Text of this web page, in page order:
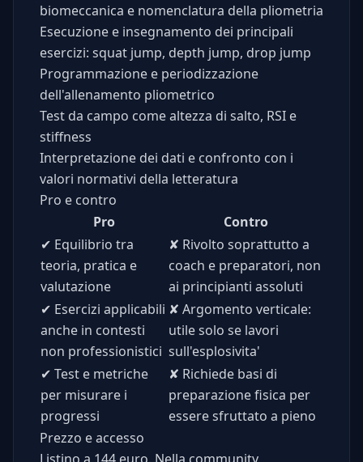
biomeccanica e nomenclatura della pliometria
Esecuzione e insegnamento dei principali
esercizi: squat jump, depth jump, drop jump
Programmazione e periodizzazione
dell'allenamento pliometrico
Test da campo come altezza di salto, RSI e
stiffness
Interpretazione dei dati e confronto con i
valori normativi della letteratura
Pro e contro
Pro
Contro
✔ Equilibrio tra
teoria, pratica e
valutazione
✘ Rivolto soprattutto a
coach e preparatori, non
ai principianti assoluti
✔ Esercizi applicabili
anche in contesti
non professionistici
✘ Argomento verticale:
utile solo se lavori
sull'esplosivita'
✔ Test e metriche
per misurare i
progressi
✘ Richiede basi di
preparazione fisica per
essere sfruttato a pieno
Prezzo e accesso